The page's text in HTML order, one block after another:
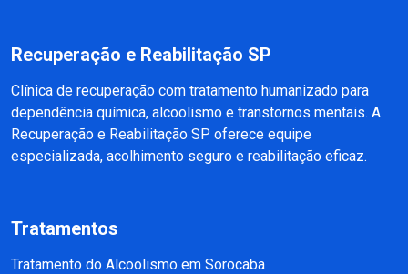
Recuperação e Reabilitação SP
Clínica de recuperação com tratamento humanizado para
dependência química, alcoolismo e transtornos mentais. A
Recuperação e Reabilitação SP oferece equipe
especializada, acolhimento seguro e reabilitação eficaz.
Tratamentos
Tratamento do Alcoolismo em Sorocaba